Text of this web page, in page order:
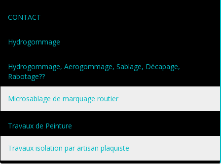
CONTACT
Hydrogommage
Hydrogommage, Aerogommage, Sablage, Décapage,
Rabotage??
Microsablage de marquage routier
Travaux de Peinture
Travaux isolation par artisan plaquiste